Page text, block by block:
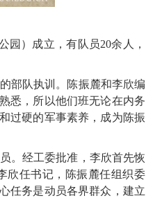
园）成立，有队员20余人，
部队执训。陈振麓和李欣编
悉，所以他们班无论在内务
过硬的军事素养，成为陈振
。经工委批准，李欣首先恢
欣任书记，陈振麓任组织委
任务是动员各界群众，建立